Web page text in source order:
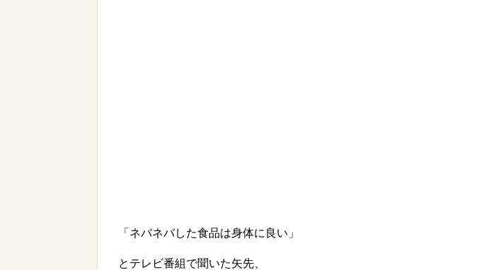
「ネバネバした食品は身体に良い」
とテレビ番組で聞いた矢先、